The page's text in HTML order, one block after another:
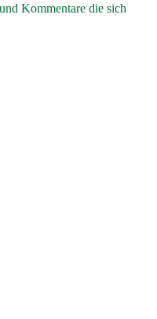
Kommentare die sich